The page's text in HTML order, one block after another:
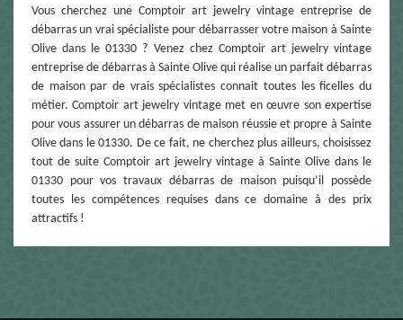
Vous cherchez une Comptoir art jewelry vintage entreprise de
débarras un vrai spécialiste pour débarrasser votre maison à Sainte
Olive dans le 01330 ? Venez chez Comptoir art jewelry vintage
entreprise de débarras à Sainte Olive qui réalise un parfait débarras
de maison par de vrais spécialistes connait toutes les ficelles du
métier. Comptoir art jewelry vintage met en œuvre son expertise
pour vous assurer un débarras de maison réussie et propre à Sainte
Olive dans le 01330. De ce fait, ne cherchez plus ailleurs, choisissez
tout de suite Comptoir art jewelry vintage à Sainte Olive dans le
01330 pour vos travaux débarras de maison puisqu’il possède
toutes les compétences requises dans ce domaine à des prix
attractifs !